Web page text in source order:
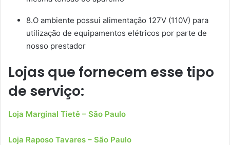
8.O ambiente possui alimentação 127V (110V) para
utilização de equipamentos elétricos por parte de
nosso prestador
Lojas que fornecem esse tipo
de serviço:
Loja Marginal Tietê – São Paulo
Loja Raposo Tavares – São Paulo